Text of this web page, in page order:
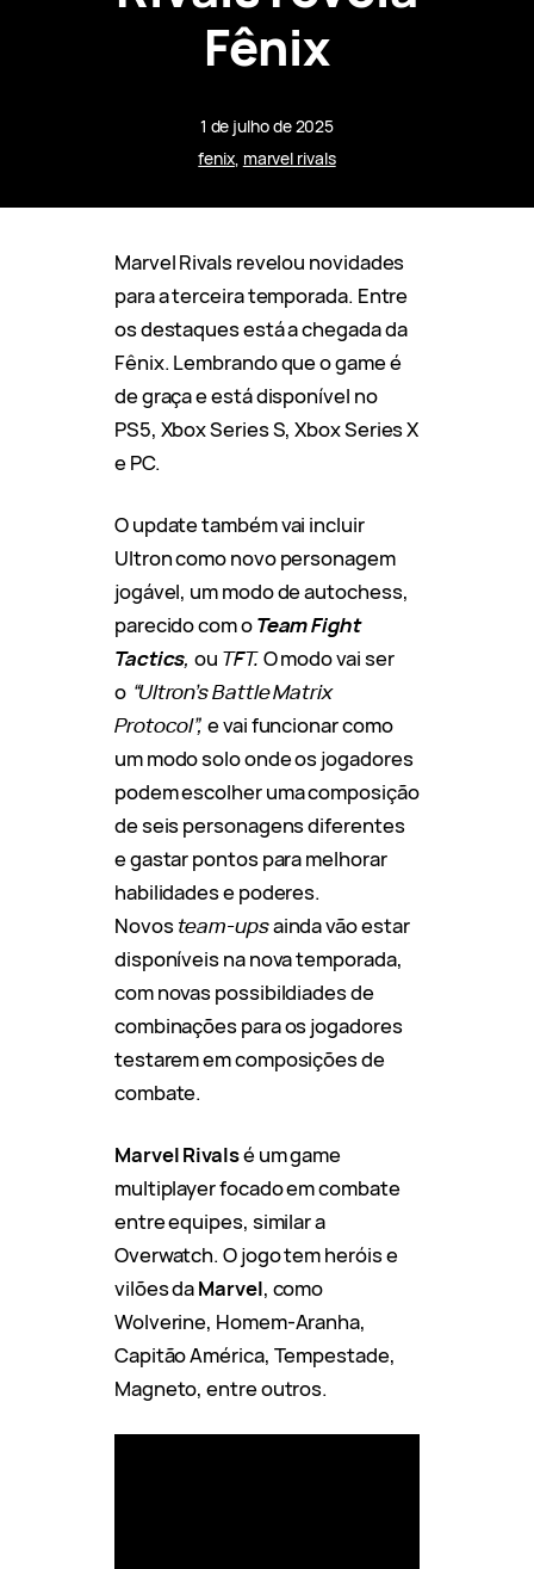
Fênix
1 de julho de 2025
fenix, marvel rivals
Marvel Rivals revelou novidades
para a terceira temporada. Entre
os destaques está a chegada da
Fênix. Lembrando que o game é
de graça e está disponível no
PS5, Xbox Series S, Xbox Series X
e PC.
O update também vai incluir
Ultron como novo personagem
jogável, um modo de autochess,
parecido com oTeam Fight
Tactics,ou TFT.O modo vai ser
o “Ultron’s Battle Matrix
Protocol”,e vai funcionar como
um modo solo onde os jogadores
podem escolher uma composição
de seis personagens diferentes
e gastar pontos para melhorar
habilidades e poderes.
Novosteam-upsainda vão estar
disponíveis na nova temporada,
com novas possibildiades de
combinações para os jogadores
testarem em composições de
combate.
Marvel Rivalsé um game
multiplayer focado em combate
entre equipes, similar a
Overwatch. O jogo tem heróis e
vilões daMarvel, como
Wolverine, Homem-Aranha,
Capitão América, Tempestade,
Magneto, entre outros.